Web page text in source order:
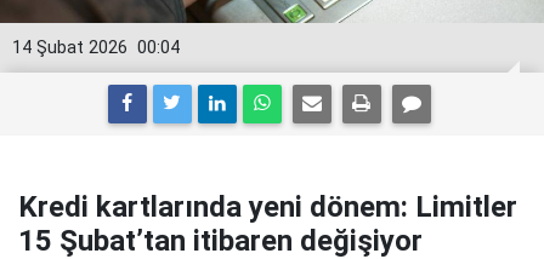
00:04
14 Şubat 2026
Kredi kartlarında yeni dönem: Limitler
15 Şubat’tan itibaren değişiyor